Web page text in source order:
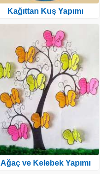
Kağıttan Kuş Yapımı
Ağaç ve Kelebek Yapımı